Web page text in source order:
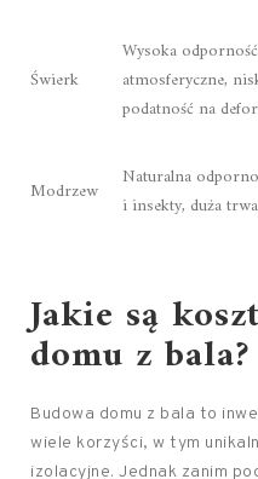
Świerk
Wysoka
atmosferyczne,
podatność na
Modrzew
Naturalna
i insekty, duża
Jakie są
domu z bala?
Budowa domu z bala to
wiele korzyści, w tym
izolacyjne. Jednak zanim